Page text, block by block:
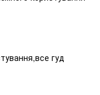
гуд